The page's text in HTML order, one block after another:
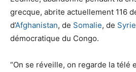
grecque, abrite actuellement 116
d’Afghanistan, de Somalie, de Syrie
démocratique du Congo.
“On se réveille, on regarde la télé